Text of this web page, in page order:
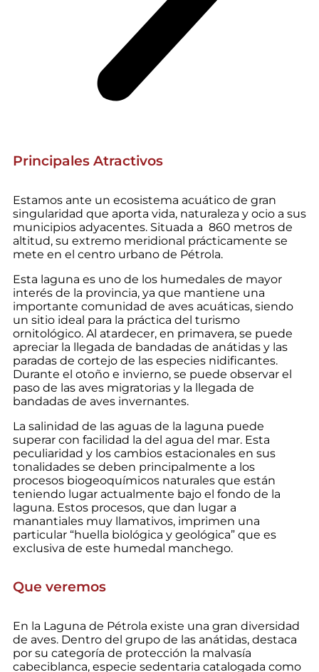
Principales Atractivos
Estamos ante un ecosistema acuático de gran
singularidad que aporta vida, naturaleza y ocio a sus
municipios adyacentes. Situada a 860 metros de
altitud, su extremo meridional prácticamente se
mete en el centro urbano de Pétrola.
Esta laguna es uno de los humedales de mayor
interés de la provincia, ya que mantiene una
importante comunidad de aves acuáticas, siendo
un sitio ideal para la práctica del turismo
ornitológico. Al atardecer, en primavera, se puede
apreciar la llegada de bandadas de anátidas y las
paradas de cortejo de las especies nidificantes.
Durante el otoño e invierno, se puede observar el
paso de las aves migratorias y la llegada de
bandadas de aves invernantes.
La salinidad de las aguas de la laguna puede
superar con facilidad la del agua del mar. Esta
peculiaridad y los cambios estacionales en sus
tonalidades se deben principalmente a los
procesos biogeoquímicos naturales que están
teniendo lugar actualmente bajo el fondo de la
laguna. Estos procesos, que dan lugar a
manantiales muy llamativos, imprimen una
particular “huella biológica y geológica” que es
exclusiva de este humedal manchego.
Que veremos
En la Laguna de Pétrola existe una gran diversidad
de aves. Dentro del grupo de las anátidas, destaca
por su categoría de protección la malvasía
cabeciblanca, especie sedentaria catalogada como